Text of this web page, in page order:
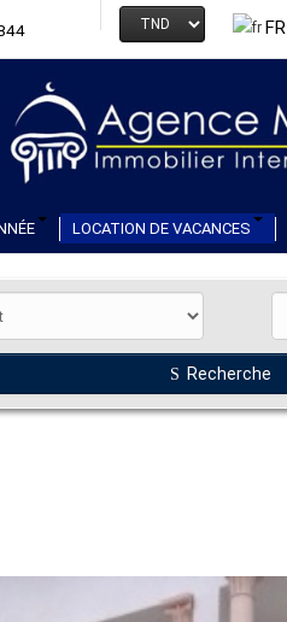
FR
LOCATION DE VACANCES
Recherche